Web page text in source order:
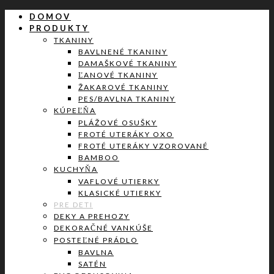
DOMOV
PRODUKTY
TKANINY
BAVLNENÉ TKANINY
DAMAŠKOVÉ TKANINY
ĽANOVÉ TKANINY
ŽAKAROVÉ TKANINY
PES/BAVLNA TKANINY
KÚPEĽŇA
PLÁŽOVÉ OSUŠKY
FROTÉ UTERÁKY OXO
FROTÉ UTERÁKY VZOROVANÉ
BAMBOO
KUCHYŇA
VAFLOVÉ UTIERKY
KLASICKÉ UTIERKY
PRE DETI
DEKY A PREHOZY
DEKORAČNÉ VANKÚŠE
POSTEĽNÉ PRÁDLO
BAVLNA
SATÉN